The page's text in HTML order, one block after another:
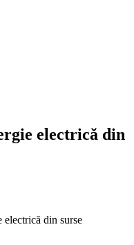
electrică din
din surse